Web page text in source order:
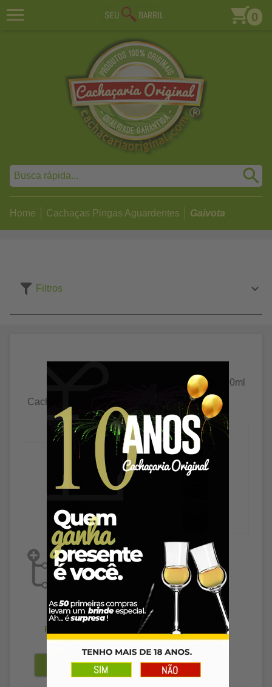
0
Home Cachaças Pingas Aguardentes Gaivota
Filtros
Cachaça Gaivota 50ml
R$ 19,89
R$ 19,29
Cachaça Gaivota 600ml
Esgotado
R$ 45,48